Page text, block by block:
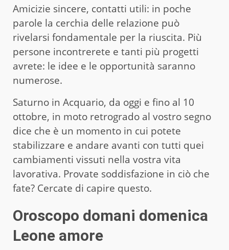
Amicizie sincere, contatti utili: in poche
parole la cerchia delle relazione può
rivelarsi fondamentale per la riuscita. Più
persone incontrerete e tanti più progetti
avrete: le idee e le opportunità saranno
numerose.
Saturno in Acquario, da oggi e fino al 10
ottobre, in moto retrogrado al vostro segno
dice che è un momento in cui potete
stabilizzare e andare avanti con tutti quei
cambiamenti vissuti nella vostra vita
lavorativa. Provate soddisfazione in ciò che
fate? Cercate di capire questo.
Oroscopo domani domenica
Leone amore